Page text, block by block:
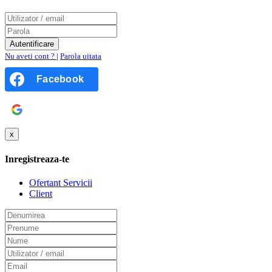
Nu aveti cont ? | Parola uitata
Facebook
x
Inregistreaza-te
Ofertant Servicii
Client